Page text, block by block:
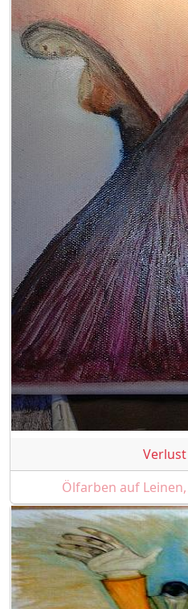
Verlust
Ölfarben auf Leinen,